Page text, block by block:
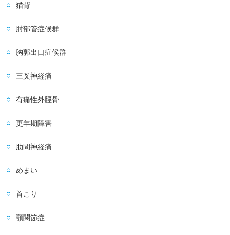
猫背
肘部管症候群
胸郭出口症候群
三叉神経痛
有痛性外脛骨
更年期障害
肋間神経痛
めまい
首こり
顎関節症